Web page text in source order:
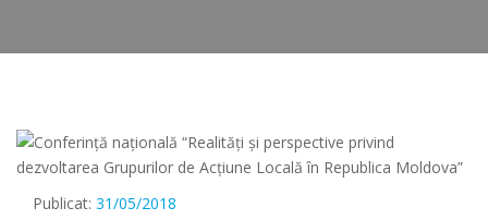
Publicat: 31/05/2018